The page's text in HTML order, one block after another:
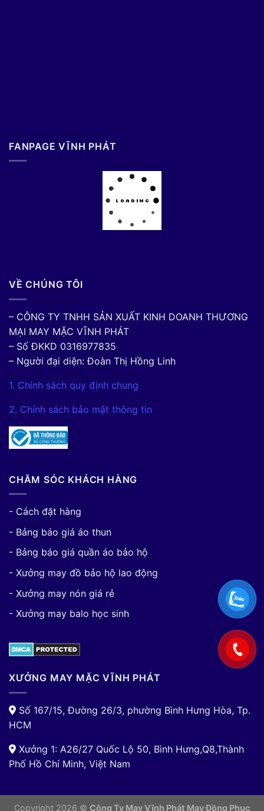
FANPAGE VĨNH PHÁT
VỀ CHÚNG TÔI
– CÔNG TY TNHH SẢN XUẤT KINH DOANH THƯƠNG
MẠI MAY MẶC VĨNH PHÁT
– Số ĐKKD 0316977835
– Người đại diện: Đoàn Thị Hồng Linh
1. Chính sách quy định chung
2. Chính sách bảo mật thông tin
CHĂM SÓC KHÁCH HÀNG
- Cách đặt hàng
- Bảng báo giá áo thun
- Bảng báo giá quần áo bảo hộ
- Xưởng may đồ bảo hộ lao động
- Xưởng may nón giá rẻ
- Xưởng may balo học sinh
XƯỞNG MAY MẶC VĨNH PHÁT
Số 167/15, Đường 26/3, phường Bình Hưng Hòa, Tp.
HCM
Xưởng 1: A26/27 Quốc Lộ 50, Bình Hưng,Q8,Thành
Phố Hồ Chí Minh, Việt Nam
Copyright 2026 © Công Ty May Vĩnh Phát May Đồng Phục